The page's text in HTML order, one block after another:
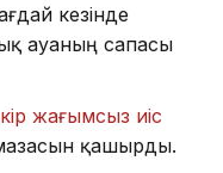
кезінде
ауаның сапасы
жағымсыз иіс
қашырды.